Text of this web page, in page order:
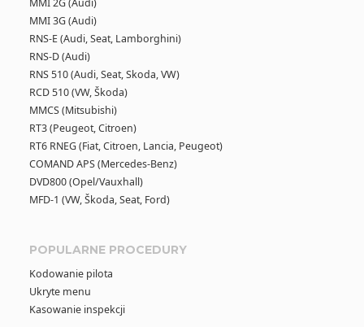
MMI 2G (Audi)
MMI 3G (Audi)
RNS-E (Audi, Seat, Lamborghini)
RNS-D (Audi)
RNS 510 (Audi, Seat, Skoda, VW)
RCD 510 (VW, Škoda)
MMCS (Mitsubishi)
RT3 (Peugeot, Citroen)
RT6 RNEG (Fiat, Citroen, Lancia, Peugeot)
COMAND APS (Mercedes-Benz)
DVD800 (Opel/Vauxhall)
MFD-1 (VW, Škoda, Seat, Ford)
POPULARNE PROCEDURY
Kodowanie pilota
Ukryte menu
Kasowanie inspekcji